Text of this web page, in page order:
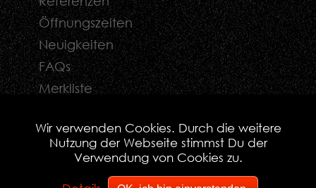
Öffnungszeiten
Neuigkeiten
FAQs
Merkliste
© 2026 lichtundton24.de - Alle Rechte Vorbehalten
Wir verwenden Cookies. Durch die weitere
Nutzung der Webseite stimmst Du der
Verwendung von Cookies zu.